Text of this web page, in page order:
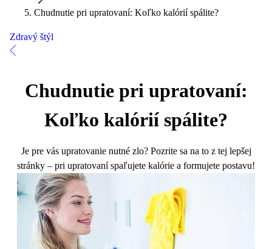
Chudnutie pri upratovaní: Koľko kalórií spálite?
Zdravý štýl
Chudnutie pri upratovaní:
Koľko kalórií spálite?
Je pre vás upratovanie nutné zlo? Pozrite sa na to z tej lepšej
stránky – pri upratovaní spaľujete kalórie a formujete postavu!